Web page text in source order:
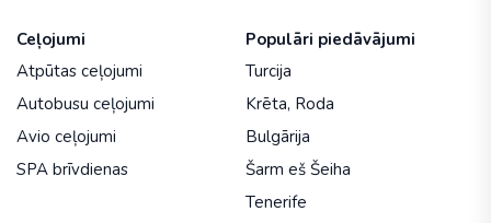
Ceļojumi
Atpūtas ceļojumi
Autobusu ceļojumi
Avio ceļojumi
SPA brīvdienas
Populāri piedāvājumi
Turcija
Krēta, Roda
Bulgārija
Šarm eš Šeiha
Tenerife